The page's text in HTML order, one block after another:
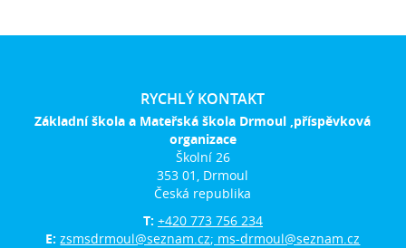
RYCHLÝ KONTAKT
Základní škola a Mateřská škola Drmoul ,příspěvková
organizace
Školní 26
353 01, Drmoul
Česká republika
T: +420 773 756 234
E:zsmsdrmoul@seznam.cz; ms-drmoul@seznam.cz